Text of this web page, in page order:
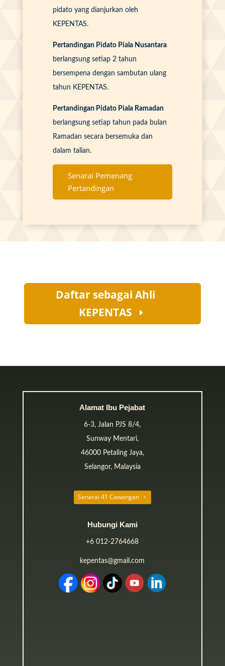
pidato yang dianjurkan oleh
KEPENTAS.
Pertandingan Pidato Piala Nusantara
berlangsung setiap 2 tahun
bersempena dengan sambutan ulang
tahun KEPENTAS.
Pertandingan Pidato Piala Ramadan
berlangsung setiap tahun pada bulan
Ramadan secara bersemuka dan
dalam talian.
Senarai Pemenang
Pertandingan
Daftar sebagai Ahli
KEPENTAS
Alamat Ibu Pejabat
6-3, Jalan PJS 8/4,
Sunway Mentari,
46000 Petaling Jaya,
Selangor, Malaysia
Senarai 41 Cawangan
Hubungi Kami
+6 012-2764668
kepentas@gmail.com